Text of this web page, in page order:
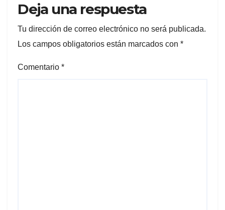
Deja una respuesta
Tu dirección de correo electrónico no será publicada.
Los campos obligatorios están marcados con *
Comentario *